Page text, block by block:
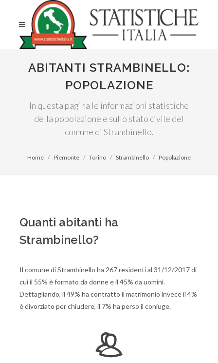
ABITANTI STRAMBINELLO:
POPOLAZIONE
In questa pagina le informazioni statistiche
della popolazione e sullo stato civile del
comune di Strambinello.
Home Piemonte Torino Strambinello Popolazione
Quanti abitanti ha
Strambinello?
Il comune di Strambinello ha 267 residenti al 31/12/2017 di
cui il 55% è formato da donne e il 45% da uomini.
Dettagliando, il 49% ha contratto il matrimonio invece il 4%
è divorziato per chiudere, il 7% ha perso il coniuge.